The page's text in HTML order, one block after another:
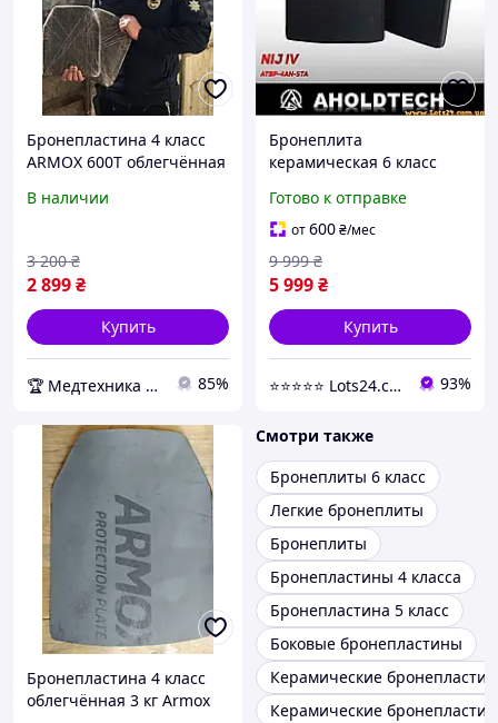
Бронепластина 4 класс
ARMOX 600T облегчённая
В наличии
2 899₴
3 200 ₴
Купить
🏆 Медтехника — 20 лет надежности 85%
Бронеплита
керамическая 6 класс
бронепластины
керамические 6 класс
бронеплиты 6 класса 4
Готово к отправке
от600₴/мес
5 999₴
9 999 ₴
Купить
⭐️⭐️⭐️⭐️⭐️ Lots24.com.ua 93%
Бронепластина 4 класс
облегчённая 3 кг Armox
Смотри также
Бронеплиты 6 класс
Легкие бронеплиты
Бронеплиты
Бронепластины 4 класса
Бронепластина 5 класс
Боковые бронепластины
Керамические
Керамические